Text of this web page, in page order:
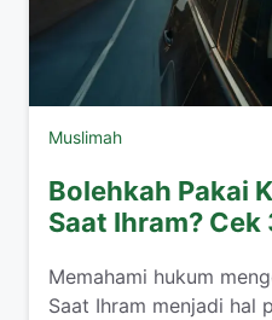
Muslimah
Bolehkah Pakai
Saat Ihram?
​Memahami hukum
Saat Ihram menjadi hal